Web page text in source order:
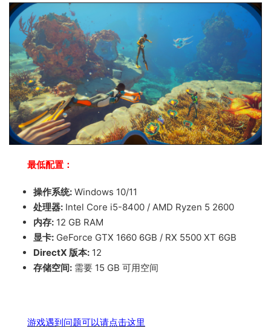
最低配置：
操作系统: Windows 10/11
处理器: Intel Core i5-8400 / AMD Ryzen 5 2600
内存: 12 GB RAM
显卡: GeForce GTX 1660 6GB / RX 5500 XT 6GB
DirectX 版本: 12
存储空间: 需要 15 GB 可用空间
游戏遇到问题可以请点击这里